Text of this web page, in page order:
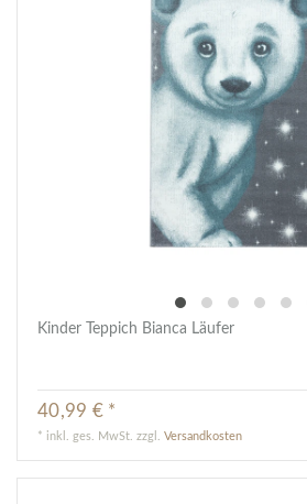
Kinder Teppich Bianca Läufer
40,99 € *
* inkl. ges. MwSt. zzgl.Versandkosten